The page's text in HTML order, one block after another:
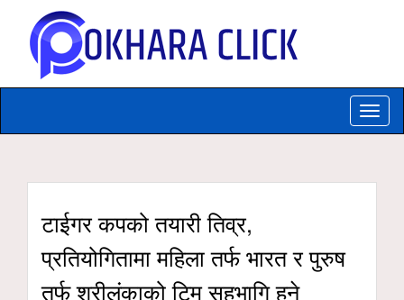
Toggle
टाईगर कपको तयारी तिव्र,
प्रतियोगितामा महिला तर्फ भारत र पुरुष
तर्फ श्रीलंकाको टिम सहभागि हुने